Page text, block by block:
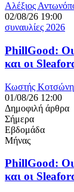
Αλέξιος
02/08/26 19:00
συναυλίες 2026
PhillGood: Οι
και οι
Κωστής
01/08/26 12:00
Δημοφιλή άρθρα
Σήμερα
Εβδομάδα
Μήνας
PhillGood: Οι
και οι